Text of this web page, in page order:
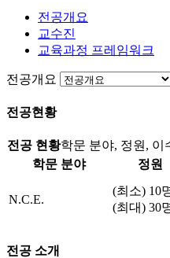
전공개요
교수진
교육과정 프레임워크
전공개요
전공현황
전공 현황학문 분야, 정원, 이
학문 분야
정원
N.C.E.
(최소) 10
(최대) 30
전공 소개